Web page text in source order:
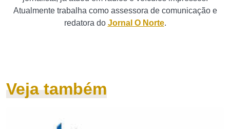
Atualmente trabalha como assessora de comunicação e
redatora do Jornal O Norte.
Veja também